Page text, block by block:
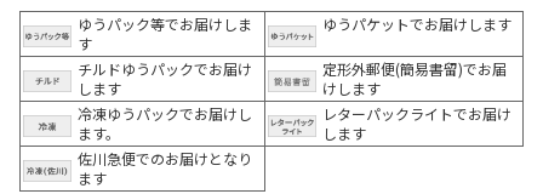
ゆうパック等でお届けしま
す
ゆうパケットでお届けします
チルドゆうパックでお届け
します
定形外郵便(簡易書留)でお届
けします
冷凍ゆうパックでお届けし
ます。
レターパックライトでお届け
します
佐川急便でのお届けとなり
ます